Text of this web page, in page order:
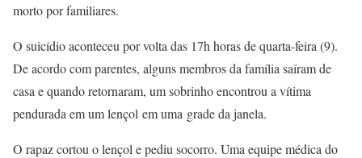
morto por familiares.
O suicídio aconteceu por volta das 17h horas de quarta-feira (9).
De acordo com parentes, alguns membros da família saíram de
casa e quando retornaram, um sobrinho encontrou a vítima
pendurada em um lençol em uma grade da janela.
O rapaz cortou o lençol e pediu socorro. Uma equipe médica do